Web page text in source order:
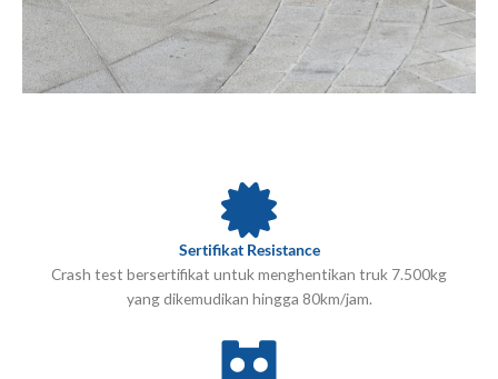
Sertifikat Resistance
Crash test bersertifikat untuk menghentikan truk 7.500kg
yang dikemudikan hingga 80km/jam.